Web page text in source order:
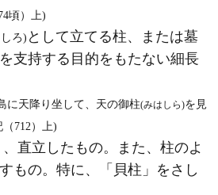
頃）上)
ろ) として立てる柱、または墓
支持する目的をもたない細長
に天降り坐して、天の御柱(みはしら)を見
712）上)
直立したもの。また、柱のよ
もの。特に、「貝柱」をさし